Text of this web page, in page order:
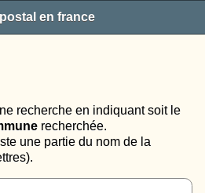
en france
recherche en indiquant soit le
recherchée.
une partie du nom de la